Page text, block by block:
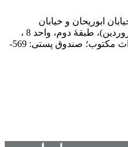
ابوریحان و خیابان
دانشگاه، شمارۀ 1182 (ساختمان فروردین)، طبقۀ دوم، واحد 8 ،
روابط عمومی مؤسسه پژوهی میراث مکتوب؛ صندوق پستی: 569-